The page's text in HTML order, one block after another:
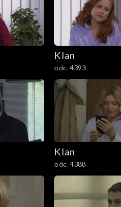
Klan
odc. 4393
Klan
odc. 4388